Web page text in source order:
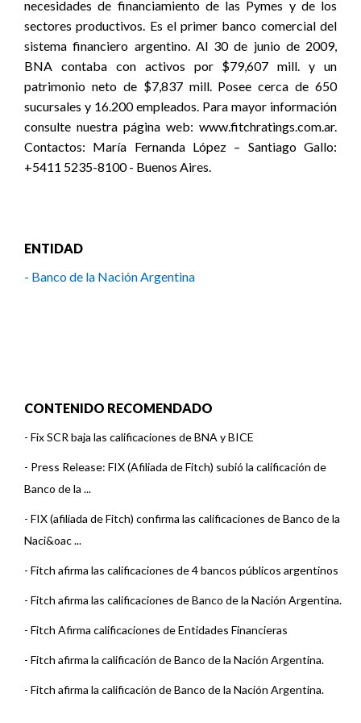
necesidades de financiamiento de las Pymes y de los
sectores productivos. Es el primer banco comercial del
sistema financiero argentino. Al 30 de junio de 2009,
BNA contaba con activos por $79,607 mill. y un
patrimonio neto de $7,837 mill. Posee cerca de 650
sucursales y 16.200 empleados. Para mayor información
consulte nuestra página web: www.fitchratings.com.ar.
Contactos: María Fernanda López – Santiago Gallo:
+5411 5235-8100 - Buenos Aires.
ENTIDAD
- Banco de la Nación Argentina
CONTENIDO RECOMENDADO
- Fix SCR baja las calificaciones de BNA y BICE
- Press Release: FIX (Afiliada de Fitch) subió la calificación de
Banco de la ...
- FIX (afiliada de Fitch) confirma las calificaciones de Banco de la
Naci&oac ...
- Fitch afirma las calificaciones de 4 bancos públicos argentinos
- Fitch afirma las calificaciones de Banco de la Nación Argentina.
- Fitch Afirma calificaciones de Entidades Financieras
- Fitch afirma la calificación de Banco de la Nación Argentina.
- Fitch afirma la calificación de Banco de la Nación Argentina.